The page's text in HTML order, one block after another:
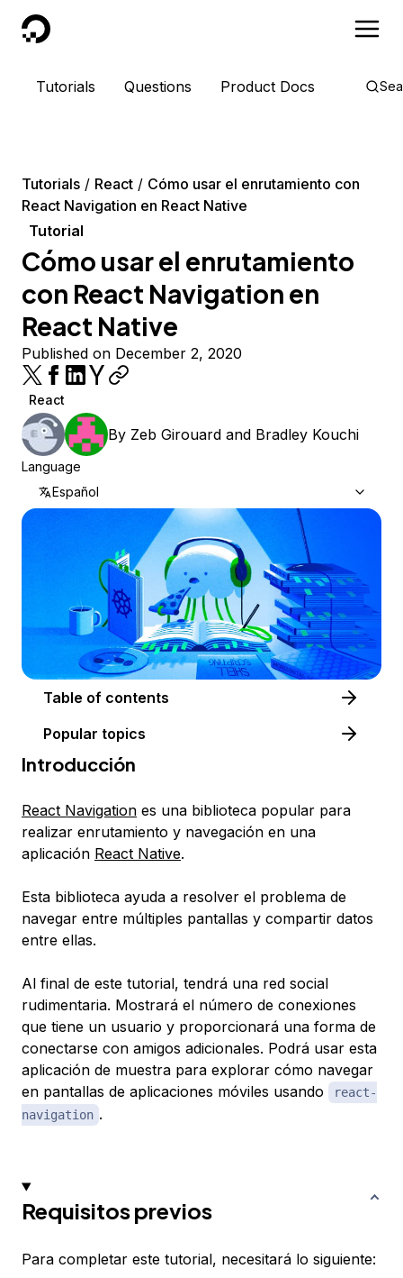
DigitalOcean
Tutorials Questions Product Docs
Tutorials React
Cómo usar el enrutamiento con
React Navigation en React Native
Tutorial
Cómo usar el enrutamiento
con React Navigation en
React Native
Published on December 2, 2020
React
By Zeb Girouard and Bradley Kouchi
Language
Español
Table of contents
Popular topics
Introducción
React Navigation es una biblioteca popular para
realizar enrutamiento y navegación en una
aplicación React Native.
Esta biblioteca ayuda a resolver el problema de
navegar entre múltiples pantallas y compartir datos
entre ellas.
Al final de este tutorial, tendrá una red social
rudimentaria. Mostrará el número de conexiones
que tiene un usuario y proporcionará una forma de
conectarse con amigos adicionales. Podrá usar esta
aplicación de muestra para explorar cómo navegar
en pantallas de aplicaciones móviles usando
react-
navigation .
Requisitos previos
Para completar este tutorial, necesitará lo siguiente: